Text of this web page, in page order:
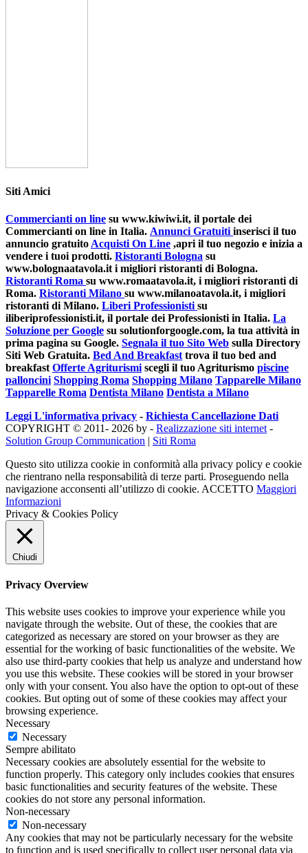
Siti Amici
Commercianti on line su www.kiwiwi.it, il portale dei
Commercianti on line in Italia. Annunci Gratuiti inserisci il tuo
annuncio gratuito Acquisti On Line ,apri il tuo negozio e inizia a
vendere i tuoi prodotti. Ristoranti Bologna su
www.bolognaatavola.it i migliori ristoranti di Bologna.
Ristoranti Roma su www.romaatavola.it, i migliori ristoranti di
Roma. Ristoranti Milano su www.milanoatavola.it, i migliori
ristoranti di Milano. Liberi Professionisti su
iliberiprofessionisti.it, il portale dei Professionisti in Italia. La
Soluzione per Google su solutionforgoogle.com, la tua attività in
prima pagina su Google. Segnala il tuo Sito Web sulla Directory
Siti Web Gratuita. Bed And Breakfast trova il tuo bed and
breakfast Offerte Agriturismi scegli il tuo Agriturismo piscine
palloncini Shopping Roma Shopping Milano Tapparelle Milano
Tapparelle Roma Dentista Milano Dentista a Milano
Leggi L'informativa privacy - Richiesta Cancellazione Dati
COPYRIGHT © 2011- 2026 by - Realizzazione siti internet -
Solution Group Communication | Siti Roma
Questo sito utilizza cookie in conformità alla privacy policy e cookie
che rientrano nella responsabilità di terze parti. Proseguendo nella
navigazione acconsenti all’utilizzo di cookie. ACCETTO Maggiori
Informazioni
Privacy & Cookies Policy
Chiudi
Privacy Overview
This website uses cookies to improve your experience while you
navigate through the website. Out of these, the cookies that are
categorized as necessary are stored on your browser as they are
essential for the working of basic functionalities of the website. We
also use third-party cookies that help us analyze and understand how
you use this website. These cookies will be stored in your browser
only with your consent. You also have the option to opt-out of these
cookies. But opting out of some of these cookies may affect your
browsing experience.
Necessary
Necessary
Sempre abilitato
Necessary cookies are absolutely essential for the website to
function properly. This category only includes cookies that ensures
basic functionalities and security features of the website. These
cookies do not store any personal information.
Non-necessary
Non-necessary
Any cookies that may not be particularly necessary for the website
to function and is used specifically to collect user personal data via